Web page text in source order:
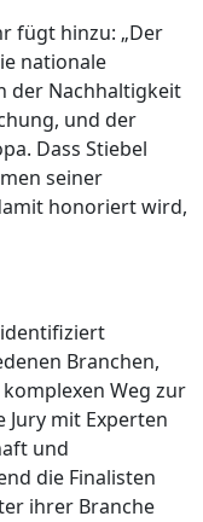
fügt hinzu: „Der
nationale
der Nachhaltigkeit
und der
Dass Stiebel
seiner
honoriert wird,
Branchen,
Weg zur
Jury mit Experten
und
die Finalisten
ihrer Branche